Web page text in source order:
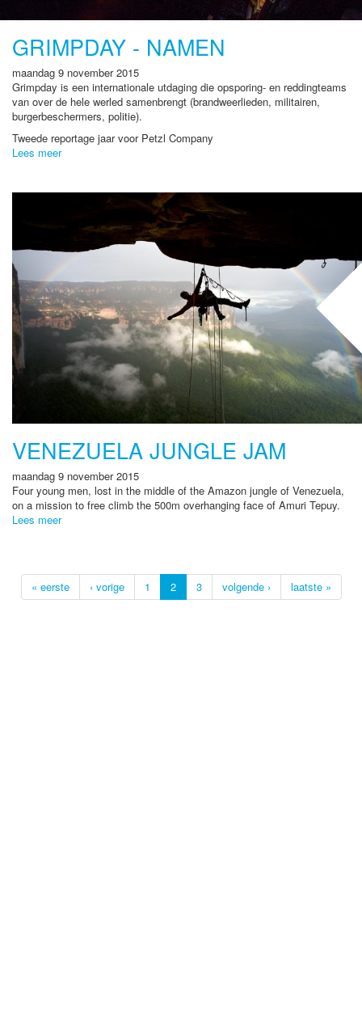
GRIMPDAY - NAMEN
maandag 9 november 2015
Grimpday is een internationale utdaging die opsporing- en reddingteams
van over de hele werled samenbrengt (brandweerlieden, militairen,
burgerbeschermers, politie).
Tweede reportage jaar voor Petzl Company
Lees meer
VENEZUELA JUNGLE JAM
maandag 9 november 2015
Four young men, lost in the middle of the Amazon jungle of Venezuela,
on a mission to free climb the 500m overhanging face of Amuri Tepuy.
Lees meer
« eerste ‹ vorige 1 2 3 volgende › laatste »